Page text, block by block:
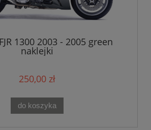
1300 2003 - 2005 green
naklejki
250,00 zł
do koszyka